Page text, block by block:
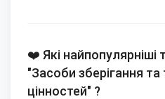
❤️ Які найпопулярніші
"Засоби зберігання
цінностей" ?